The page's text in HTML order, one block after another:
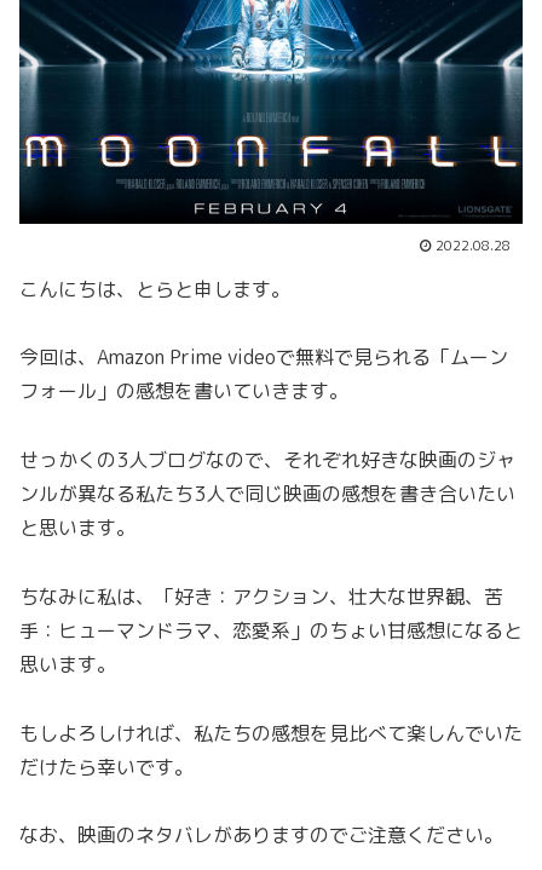
2022.08.28
こんにちは、とらと申します。
今回は、Amazon Prime videoで無料で見られる「ムーン
フォール」の感想を書いていきます。
せっかくの3人ブログなので、それぞれ好きな映画のジャ
ンルが異なる私たち3人で同じ映画の感想を書き合いたい
と思います。
ちなみに私は、「好き：アクション、壮大な世界観、苦
手：ヒューマンドラマ、恋愛系」のちょい甘感想になると
思います。
もしよろしければ、私たちの感想を見比べて楽しんでいた
だけたら幸いです。
なお、映画のネタバレがありますのでご注意ください。